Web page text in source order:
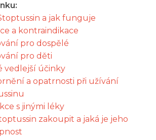
a jak funguje
a kontraindikace
pro dospělé
pro děti
vedlejší účinky
a opatrnosti při užívání
s jinými léky
zakoupit a jaká je jeho